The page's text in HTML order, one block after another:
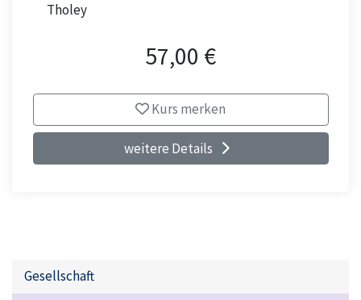
Tholey
57,00 €
Kurs merken
weitere Details
Gesellschaft